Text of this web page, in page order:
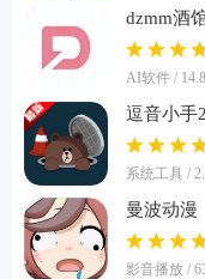
dzmm酒
AI软件 /
逗音小手
系统工具 /
曼波动漫
影音播放 /